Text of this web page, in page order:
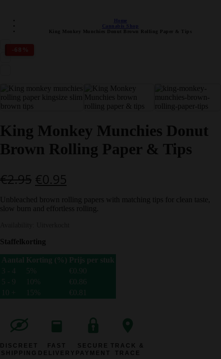
Home
Cannabis Shop
King Monkey Munchies Donut Brown Rolling Paper & Tips
-68%
King Monkey Munchies Donut
Brown Rolling Paper & Tips
€2.95 Oorspronkelijke
prijs
was:
€0.95
prijs
is:
Unbleached brown rolling papers with matching tips for clean taste,
slow burn and effortless rolling.
Staffelkorting
Aantal Korting (%) Prijs per stuk
3 - 4
5% € 0.90
5 - 9
10% € 0.86
10 +
15% € 0.81
DISCREET
SHIPPING
FAST
DELIVERY
SECURE
PAYMENT
TRACK &
TRACE